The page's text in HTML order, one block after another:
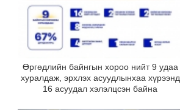
Өргөдлийн байнгын хороо нийт 9 удаа
хуралдаж, эрхлэх асуудлынхаа хүрээнд
16 асуудал хэлэлцсэн байна